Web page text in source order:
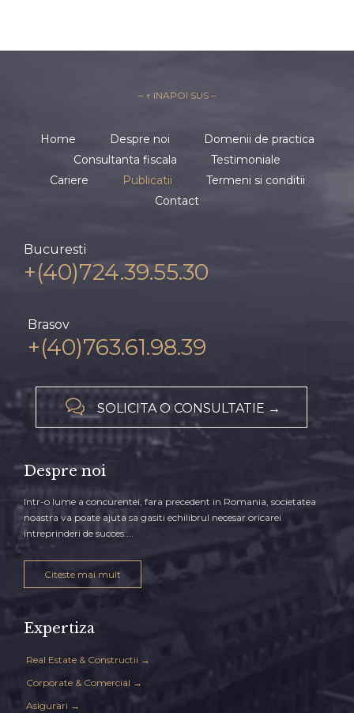
– ↑ INAPOI SUS –
Home Despre noi
Domenii de practica
Consultanta fiscala
Testimoniale
Cariere
Publicatii
Termeni si conditii
Contact
Bucuresti
+(40)724.39.55.30
Brasov
+(40)763.61.98.39
 SOLICITA O CONSULTATIE →
Despre noi
Intr-o lume a concurentei, fara precedent in Romania, societatea
noastra va poate ajuta sa gasiti echilibrul necesar oricarei
intreprinderi de succes....
Citeste mai mult
Expertiza
Real Estate & Constructii →
Corporate & Comercial →
Asigurari →